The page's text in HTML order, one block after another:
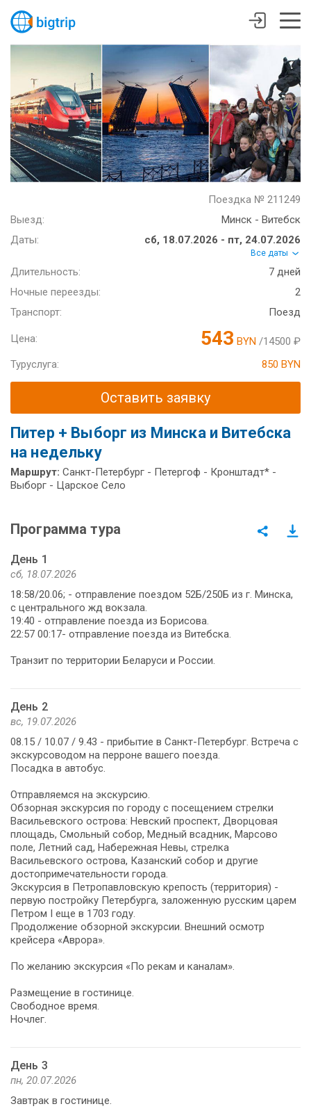
Поездка № 211249
Выезд:
Минск - Витебск
Даты:
сб, 18.07.2026 - пт, 24.07.2026
Все даты
Длительность:
7 дней
Ночные переезды:
2
Транспорт:
Поезд
Цена: 543 BYN /14500 ₽
Туруслуга:
850 BYN
Оставить заявку
Питер + Выборг из Минска и Витебска
на недельку
Маршрут: Санкт-Петербург - Петергоф - Кронштадт* -
Выборг - Царское Село
Программа тура
День 1
сб, 18.07.2026
18:58/20.06; - отправление поездом 52Б/250Б из г. Минска,
с центрального жд вокзала.
19:40 - отправление поезда из Борисова.
22:57 00:17- отправление поезда из Витебска.
Транзит по территории Беларуси и России.
День 2
вс, 19.07.2026
08.15 / 10.07 / 9.43 - прибытие в Санкт-Петербург. Встреча с
экскурсоводом на перроне вашего поезда.
Посадка в автобус.
Отправляемся на экскурсию.
Обзорная экскурсия по городу с посещением стрелки
Васильевского острова: Невский проспект, Дворцовая
площадь, Смольный собор, Медный всадник, Марсово
поле, Летний сад, Набережная Невы, стрелка
Васильевского острова, Казанский собор и другие
достопримечательности города.
Экскурсия в Петропавловскую крепость (территория) -
первую постройку Петербурга, заложенную русским царем
Петром I еще в 1703 году.
Продолжение обзорной экскурсии. Внешний осмотр
крейсера «Аврора».
По желанию экскурсия «По рекам и каналам».
Размещение в гостинице.
Свободное время.
Ночлег.
День 3
пн, 20.07.2026
Завтрак в гостинице.